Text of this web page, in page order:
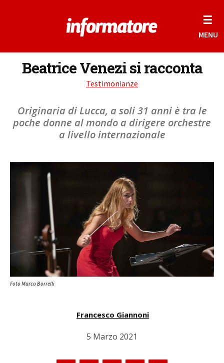
☰
MENU
Beatrice Venezi si racconta
Testimonianze
Originaria di Lucca, a soli 31 anni è tra le
poche donne al mondo a dirigere orchestre
a livello internazionale
Foto Marco Borrelli
Francesco Giannoni
5 Marzo 2021